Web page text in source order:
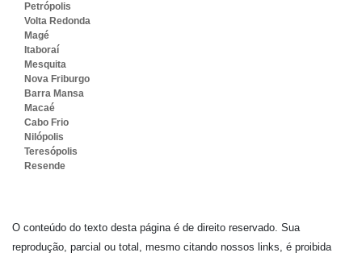
Petrópolis
Volta Redonda
Magé
Itaboraí
Mesquita
Nova Friburgo
Barra Mansa
Macaé
Cabo Frio
Nilópolis
Teresópolis
Resende
O conteúdo do texto desta página é de direito reservado. Sua
reprodução, parcial ou total, mesmo citando nossos links, é proibida